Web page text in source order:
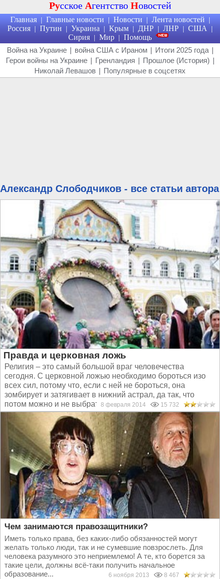
Русское Агентство Новостей
Главная | Главные новости | Новости | Лента новостей |
Россия | Путин | Украина | Крым | ДНР | ЛНР | США |
Сирия | Мир | Помощь
Война на Украине | война США с Ираном | Итоги 2025 года |
Герои войны на Украине | Гренландия | Прошлое (История) |
Николай Левашов | Популярные в соцсетях
Александр Слободчиков - все статьи автора
Правда и церковная ложь
Религия – это самый большой враг человечества
сегодня. С церковной ложью необходимо бороться изо
всех сил, потому что, если с ней не бороться, она
зомбирует и затягивает в нижний астрал, да так, что
потом можно и не выбраться...8 февраля 2014 15 732
Чем занимаются правозащитники?
Иметь только права, без каких-либо обязанностей могут
желать только люди, так и не сумевшие повзрослеть. Для
человека разумного это неприемлемо! А те, кто борется за
такие цели, должны всё-таки получить начальное
образование...
6 ноября 2013 8 467